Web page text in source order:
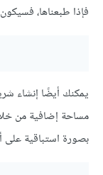
فإذا طبعناها،
يمكنك أيضًا إنشاء
مساحة إضافية من
بصورة استباقية